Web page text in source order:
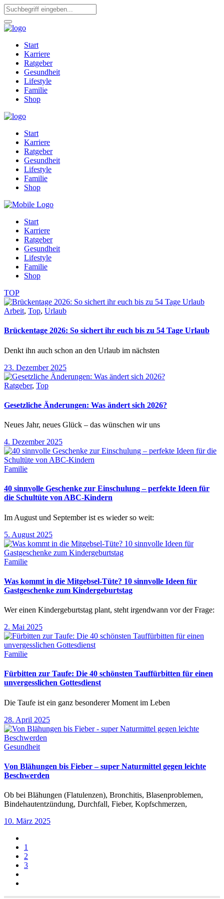
Start
Karriere
Ratgeber
Gesundheit
Lifestyle
Familie
Shop
Start
Karriere
Ratgeber
Gesundheit
Lifestyle
Familie
Shop
Start
Karriere
Ratgeber
Gesundheit
Lifestyle
Familie
Shop
TOP
Arbeit, Top, Urlaub
Brückentage 2026: So sichert ihr euch bis zu 54 Tage Urlaub
Denkt ihn auch schon an den Urlaub im nächsten
23. Dezember 2025
Ratgeber, Top
Gesetzliche Änderungen: Was ändert sich 2026?
Neues Jahr, neues Glück – das wünschen wir uns
4. Dezember 2025
Familie
40 sinnvolle Geschenke zur Einschulung – perfekte Ideen für
die Schultüte von ABC-Kindern
Im August und September ist es wieder so weit:
5. August 2025
Familie
Was kommt in die Mitgebsel-Tüte? 10 sinnvolle Ideen für
Gastgeschenke zum Kindergeburtstag
Wer einen Kindergeburtstag plant, steht irgendwann vor der Frage:
2. Mai 2025
Familie
Fürbitten zur Taufe: Die 40 schönsten Tauffürbitten für einen
unvergesslichen Gottesdienst
Die Taufe ist ein ganz besonderer Moment im Leben
28. April 2025
Gesundheit
Von Blähungen bis Fieber – super Naturmittel gegen leichte
Beschwerden
Ob bei Blähungen (Flatulenzen), Bronchitis, Blasenproblemen,
Bindehautentzündung, Durchfall, Fieber, Kopfschmerzen,
10. März 2025
1
2
3